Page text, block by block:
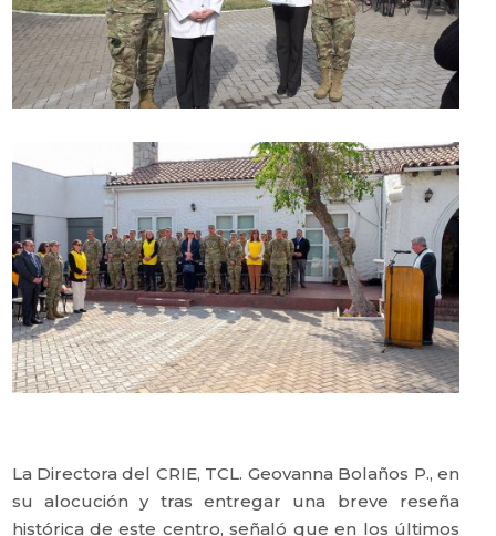
La Directora del CRIE, TCL. Geovanna Bolaños P., en
su alocución y tras entregar una breve reseña
histórica de este centro, señaló que en los últimos